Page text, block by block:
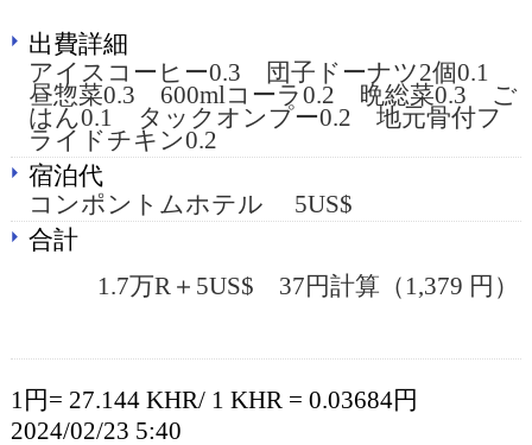
出費詳細
アイスコーヒー0.3 団子ドーナツ2個0.1
昼惣菜0.3 600mlコーラ0.2 晩総菜0.3 ご
はん0.1 タックオンプー0.2 地元骨付フ
ライドチキン0.2
宿泊代
コンポントムホテル 5US$
合計
1.7万R＋5US$ 37円計算（1,379 円）
1円= 27.144 KHR/ 1 KHR = 0.03684円
2024/02/23 5:40